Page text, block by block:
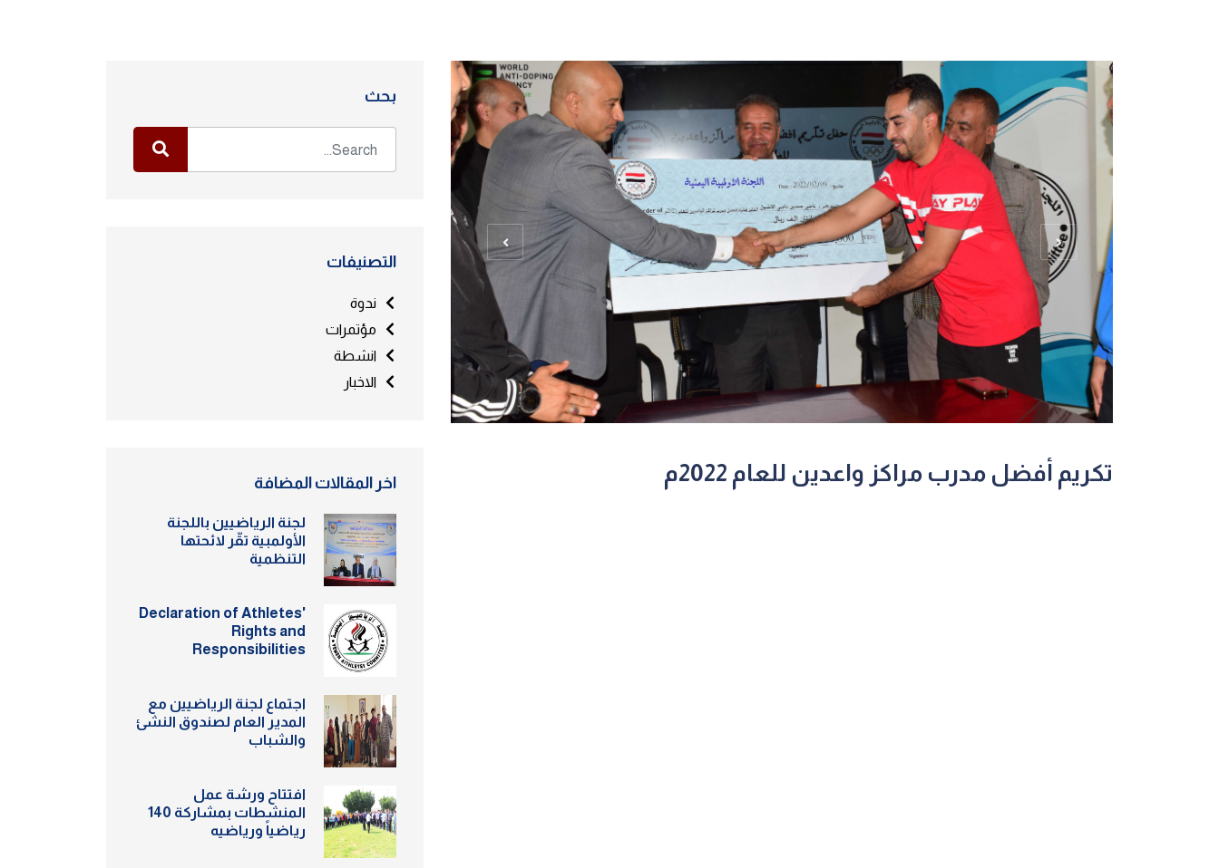
تكريم أفضل مدرب مراكز واعدين للعام 2022م
بحث
التصنيفات
ندوة
مؤتمرات
انشطة
الاخبار
اخر المقالات المضافة
لجنة الرياضيين باللجنة
الأولمبية تقّر لائحتها
التنظمية
Declaration of Athletes'
Rights and
Responsibilities
اجتماع لجنة الرياضيين مع
المدير العام لصندوق النشئ
والشباب
افتتاح ورشة عمل
المنشطات بمشاركة 140
رياضياً ورياضيه